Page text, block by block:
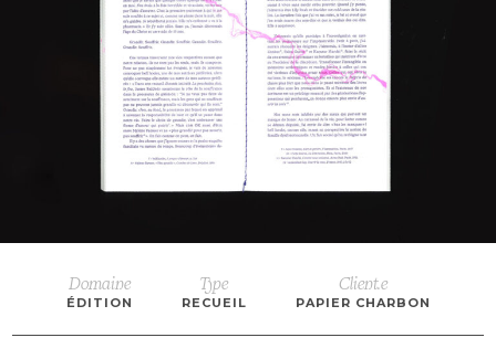
Domaine
ÉDITION
Type
RECUEIL
Client.e
PAPIER CHARBON